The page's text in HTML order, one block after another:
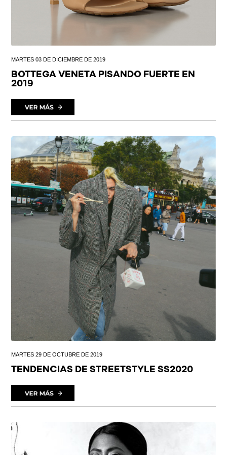
MARTES 03 DE DICIEMBRE DE 2019
BOTTEGA VENETA PISANDO FUERTE EN
2019
MARTES 29 DE OCTUBRE DE 2019
TENDENCIAS DE STREETSTYLE SS2020